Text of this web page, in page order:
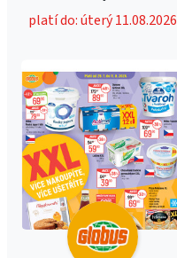
platí do: úterý 11.08.2026